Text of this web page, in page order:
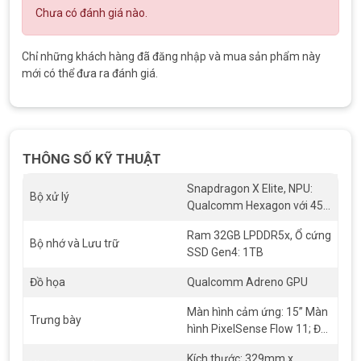
Surface Laptop 7 15 inch Snapdragon X Elite/Ram
Hiệu ứng Windows Studio được hỗ trợ bởi AI như Tự động tạo
được tăng cường AI với Loa Omnisonic® cao cấp và Dolby®
và sự hiện diện của bạn.
Chưa có đánh giá nào.
Chỉ những khách hàng đã đăng nhập và mua sản phẩm này
mới có thể đưa ra đánh giá.
THÔNG SỐ KỸ THUẬT
Bộ xử lý
Snapdragon X Elite, NPU:
Qualcomm Hexagon với 45
Bộ nhớ và Lưu trữ
Ram 32GB LPDDR5x, Ổ cứng
SSD Gen4: 1TB
Đồ họa Qualcomm Adreno GPU
Trưng bày
Màn hình cảm ứng: 15” Màn
hình PixelSense Flow 11; Độ
Kích thước: 329mm x